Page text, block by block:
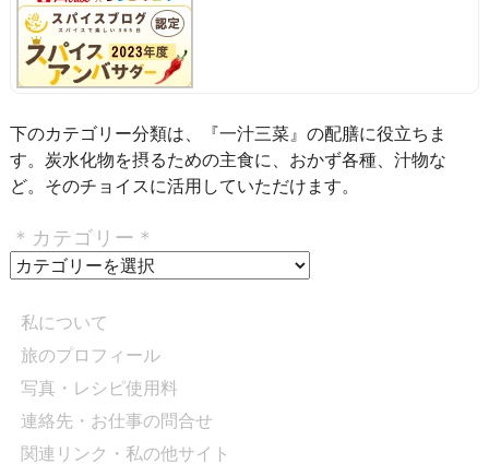
下のカテゴリー分類は、『一汁三菜』の配膳に役立ちま
す。炭水化物を摂るための主食に、おかず各種、汁物な
ど。そのチョイスに活用していただけます。
＊カテゴリー＊
＊
テ
ゴ
リ
ー
＊
私について
旅のプロフィール
写真・レシピ使用料
連絡先・お仕事の問合せ
関連リンク・私の他サイト